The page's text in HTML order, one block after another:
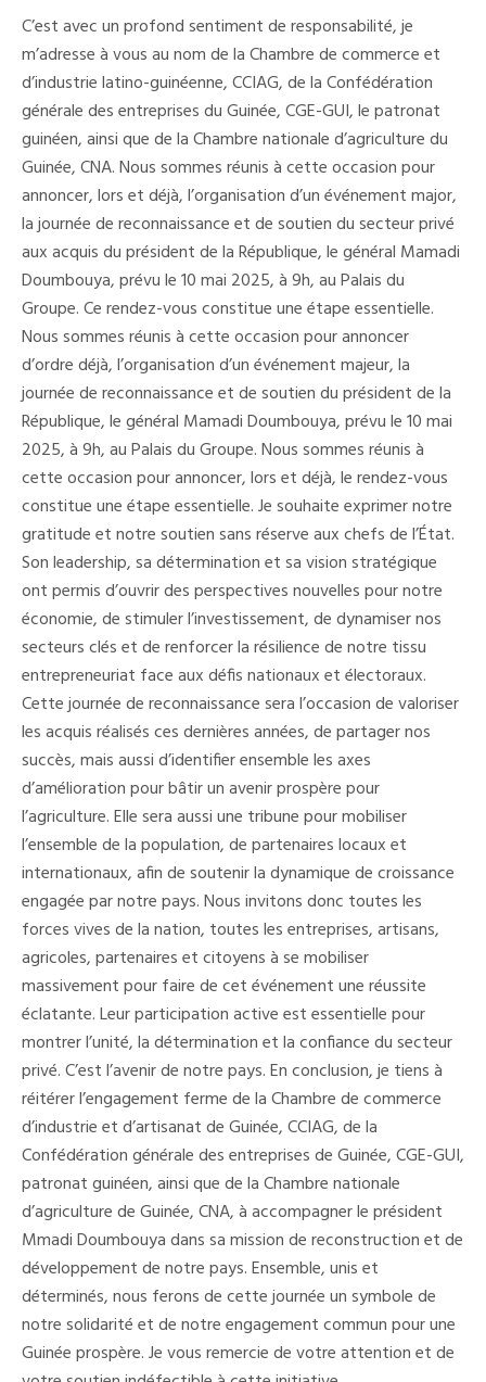
Privé
Guinéen
Réitère
Son
Engagement
Ferme
À
Accompagner
Général
Mamadi
Doumbouya
(Déclaration)
C’est avec un profond sentiment de responsabilité, je
m’adresse à vous au nom de la Chambre de commerce et
d’industrie latino-guinéenne, CCIAG, de la Confédération
générale des entreprises du Guinée, CGE-GUI, le patronat
guinéen, ainsi que de la Chambre nationale d’agriculture du
Guinée, CNA. Nous sommes réunis à cette occasion pour
annoncer, lors et déjà, l’organisation d’un événement major,
la journée de reconnaissance et de soutien du secteur privé
aux acquis du président de la République, le général Mamadi
Doumbouya, prévu le 10 mai 2025, à 9h, au Palais du
Groupe. Ce rendez-vous constitue une étape essentielle.
Nous sommes réunis à cette occasion pour annoncer
d’ordre déjà, l’organisation d’un événement majeur, la
journée de reconnaissance et de soutien du président de la
République, le général Mamadi Doumbouya, prévu le 10 mai
2025, à 9h, au Palais du Groupe. Nous sommes réunis à
cette occasion pour annoncer, lors et déjà, le rendez-vous
constitue une étape essentielle. Je souhaite exprimer notre
gratitude et notre soutien sans réserve aux chefs de l’État.
Son leadership, sa détermination et sa vision stratégique
ont permis d’ouvrir des perspectives nouvelles pour notre
économie, de stimuler l’investissement, de dynamiser nos
secteurs clés et de renforcer la résilience de notre tissu
entrepreneuriat face aux défis nationaux et électoraux.
Cette journée de reconnaissance sera l’occasion de valoriser
les acquis réalisés ces dernières années, de partager nos
succès, mais aussi d’identifier ensemble les axes
d’amélioration pour bâtir un avenir prospère pour
l’agriculture. Elle sera aussi une tribune pour mobiliser
l’ensemble de la population, de partenaires locaux et
internationaux, afin de soutenir la dynamique de croissance
engagée par notre pays. Nous invitons donc toutes les
forces vives de la nation, toutes les entreprises, artisans,
agricoles, partenaires et citoyens à se mobiliser
massivement pour faire de cet événement une réussite
éclatante. Leur participation active est essentielle pour
montrer l’unité, la détermination et la confiance du secteur
privé. C’est l’avenir de notre pays. En conclusion, je tiens à
réitérer l’engagement ferme de la Chambre de commerce
d’industrie et d’artisanat de Guinée, CCIAG, de la
Confédération générale des entreprises de Guinée, CGE-GUI,
patronat guinéen, ainsi que de la Chambre nationale
d’agriculture de Guinée, CNA, à accompagner le président
Mmadi Doumbouya dans sa mission de reconstruction et de
développement de notre pays. Ensemble, unis et
déterminés, nous ferons de cette journée un symbole de
notre solidarité et de notre engagement commun pour une
Guinée prospère. Je vous remercie de votre attention et de